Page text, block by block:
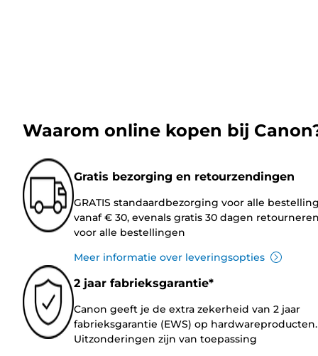
Waarom online kopen bij
Gratis bezorging en retourzendingen
GRATIS standaardbezorging voor alle
vanaf € 30, evenals gratis 30 dagen
voor alle bestellingen
Meer informatie over leveringsopties
2 jaar fabrieksgarantie*
Canon geeft je de extra zekerheid van 2 jaar
fabrieksgarantie (EWS) op hardwareproducten.
Uitzonderingen zijn van toepassing